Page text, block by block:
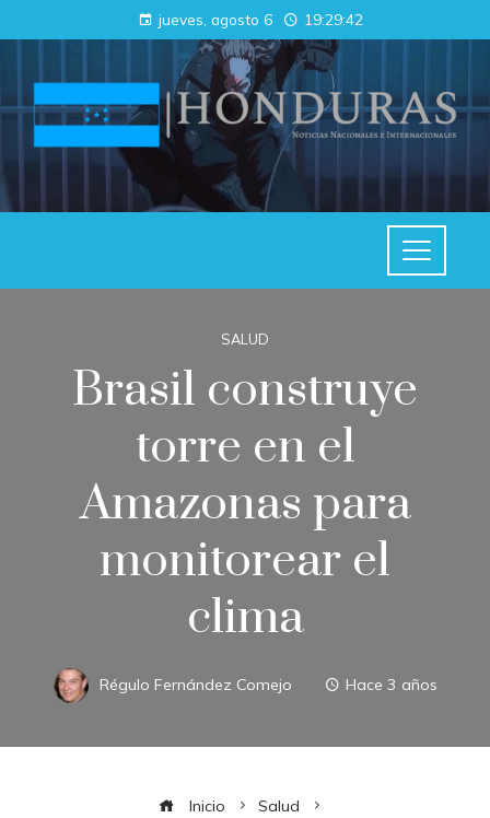
jueves, agosto 6 19:29:42
SALUD
Brasil construye
torre en el
Amazonas para
monitorear el
clima
Régulo Fernández Comejo Hace 3 años
Inicio
Salud